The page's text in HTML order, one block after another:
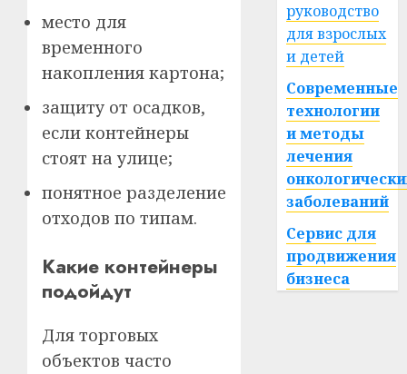
место для
временного
накопления картона;
защиту от осадков,
если контейнеры
стоят на улице;
понятное разделение
отходов по типам.
Какие контейнеры
подойдут
Для торговых
объектов часто
руководство
для взрослых
и детей
Современные
технологии
и методы
лечения
заболеваний
Сервис для
продвижения
бизнеса